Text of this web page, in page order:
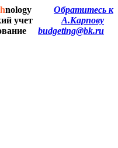
nology
учет
Обратитесь к
А.Карпову
budgeting@bk.ru